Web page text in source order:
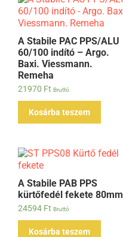
A Stabile PAC PPS/ALU
60/100 indító – Argo.
Baxi. Viessmann.
Remeha
21970 Ft Bruttó
Kosárba teszem
A Stabile PAB PPS
kürtőfedél fekete 80mm
24594 Ft Bruttó
Kosárba teszem